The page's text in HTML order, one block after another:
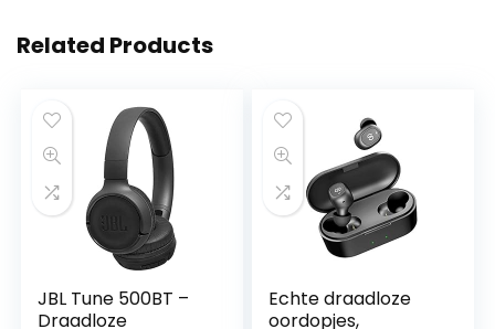
Related Products
JBL Tune 500BT –
Draadloze
Echte draadloze
oordopjes,